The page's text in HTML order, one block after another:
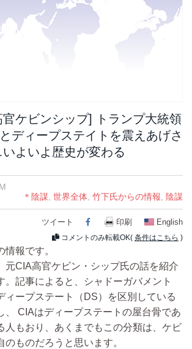
官ケビンシップ] トランプ大統領
ディープステイトを震えあげさ
よいよ歴史が変わる
＊陰謀 世界全体 竹下氏からの情報 陰謀
ツイート Facebook
印刷 English
コメントのみ転載OK( 条件はこちら )
報です。
CIA高官ケビン・シップ氏の話を紹介
。記事によると、シャドーガバメント
ィープステート（DS）を区別している
、 CIAはディープステートの屋台骨であ
人もおり、あくまでもこの分類は、ケビ
のものだろうと思います。